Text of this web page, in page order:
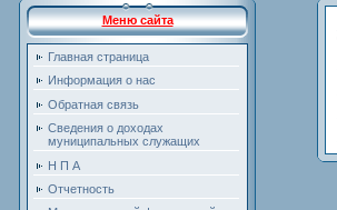
Меню сайта
Главная страница
Информация о нас
Обратная связь
Сведения о доходах
муниципальных служащих
Н П А
Отчетность